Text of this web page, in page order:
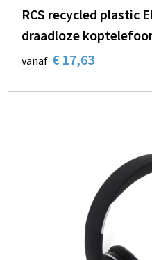
RCS recycled plastic
draadloze
vanaf € 17,63